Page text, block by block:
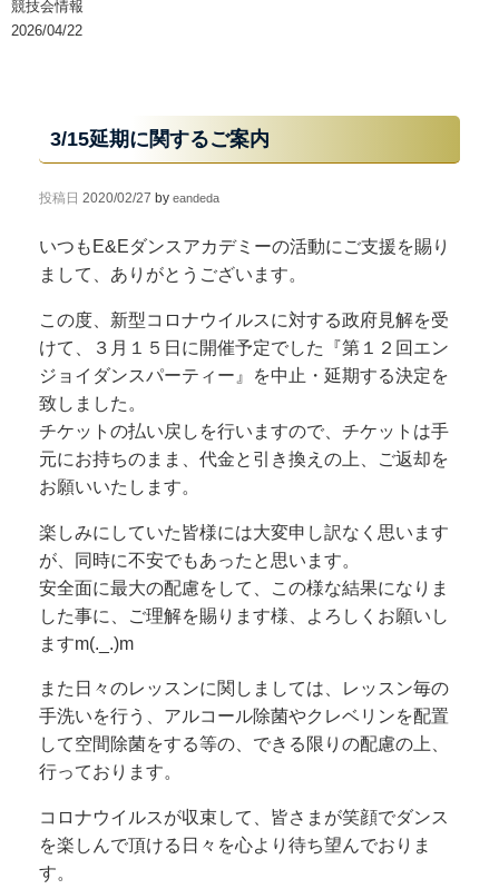
競技会情報
2026/04/22
3/15延期に関するご案内
投稿日 2020/02/27 by eandeda
いつもE&Eダンスアカデミーの活動にご支援を賜り
まして、ありがとうございます。
この度、新型コロナウイルスに対する政府見解を受
けて、３月１５日に開催予定でした『第１２回エン
ジョイダンスパーティー』を中止・延期する決定を
致しました。
チケットの払い戻しを行いますので、チケットは手
元にお持ちのまま、代金と引き換えの上、ご返却を
お願いいたします。
楽しみにしていた皆様には大変申し訳なく思います
が、同時に不安でもあったと思います。
安全面に最大の配慮をして、この様な結果になりま
した事に、ご理解を賜ります様、よろしくお願いし
ますm(._.)m
また日々のレッスンに関しましては、レッスン毎の
手洗いを行う、アルコール除菌やクレベリンを配置
して空間除菌をする等の、できる限りの配慮の上、
行っております。
コロナウイルスが収束して、皆さまが笑顔でダンス
を楽しんで頂ける日々を心より待ち望んでおりま
す。